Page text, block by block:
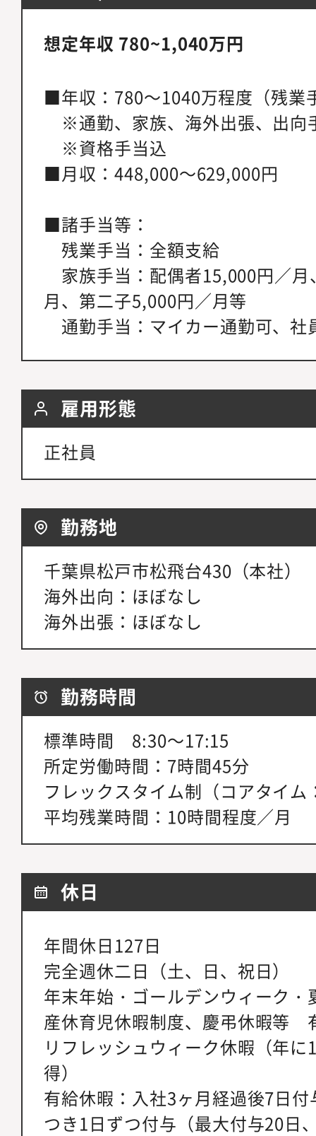
想定年収 780~1,040万円
■年収：780～1040万程度（残業
※通勤、家族、海外出張、出向
※資格手当込
■月収：448,000～629,000円
■諸手当等：
残業手当：全額支給
家族手当：配偶者15,000円／
月、第二子5,000円／月等
通勤手当：マイカー通勤可、社
雇用形態
正社員
勤務地
千葉県松戸市松飛台430（本社）
海外出向：ほぼなし
海外出張：ほぼなし
勤務時間
標準時間 8:30～17:15
所定労働時間：7時間45分
フレックスタイム制（コアタイム
平均残業時間：10時間程度／月
休日
年間休日127日
完全週休二日（土、日、祝日）
年末年始・ゴールデンウィーク・
産休育児休暇制度、慶弔休暇等
リフレッシュウィーク休暇（年
得）
有給休暇：入社3ヶ月経過後7日
つき1日ずつ付与（最大付与20日